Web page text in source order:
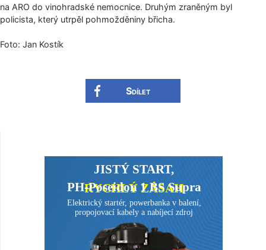
na ARO do vinohradské nemocnice. Druhým zraněným byl
policista, který utrpěl pohmožděniny břicha.
Foto: Jan Kostík
Sdílet